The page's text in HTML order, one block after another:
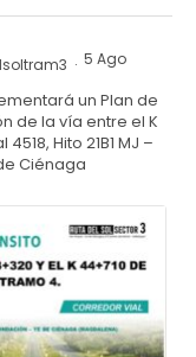
· 5 Ago
un Plan de
de la vía entre el K
Hito 21B1 MJ –
Ciénaga